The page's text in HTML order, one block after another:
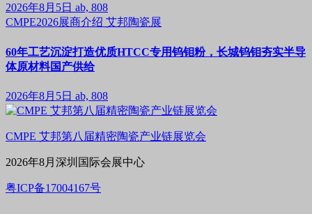
2026年8月5日 ab, 808
CMPE2026展商介绍 艾邦陶瓷展
60年工艺沉淀打造优质HTCC专用钨钼粉，长城钨钼夯实半导
体原材料国产供给
2026年8月5日 ab, 808
CMPE 艾邦第八届精密陶瓷产业链展览会
2026年8月深圳国际会展中心
粤ICP备17004167号